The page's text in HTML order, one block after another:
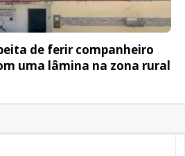
de ferir companheiro
uma lâmina na zona rural